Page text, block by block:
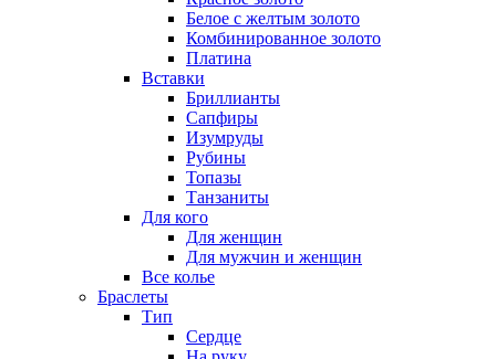
Белое с желтым золото
Комбинированное золото
Платина
Вставки
Бриллианты
Сапфиры
Изумруды
Рубины
Топазы
Танзаниты
Для кого
Для женщин
Для мужчин и женщин
Все колье
Браслеты
Тип
Сердце